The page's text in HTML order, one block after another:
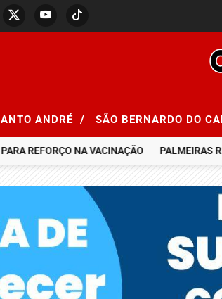
ANDRÉ / SÃO BERNARDO DO
REFORÇO NA VACINAÇÃO PALMEIRAS